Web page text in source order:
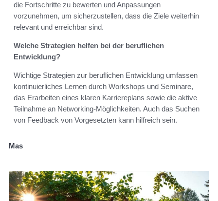
die Fortschritte zu bewerten und Anpassungen
vorzunehmen, um sicherzustellen, dass die Ziele weiterhin
relevant und erreichbar sind.
Welche Strategien helfen bei der beruflichen
Entwicklung?
Wichtige Strategien zur beruflichen Entwicklung umfassen
kontinuierliches Lernen durch Workshops und Seminare,
das Erarbeiten eines klaren Karriereplans sowie die aktive
Teilnahme an Networking-Möglichkeiten. Auch das Suchen
von Feedback von Vorgesetzten kann hilfreich sein.
Mas